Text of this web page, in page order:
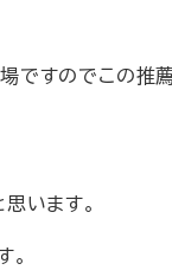
すのでこの推
います。